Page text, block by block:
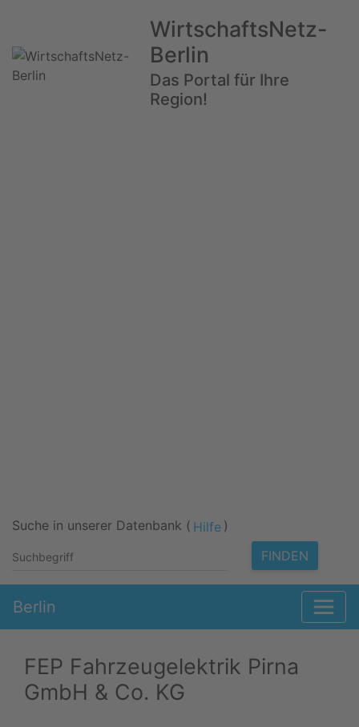
WirtschaftsNetz-
Berlin
Das Portal für Ihre
Region!
Suche in unserer Datenbank ( Hilfe )
FINDEN
Berlin
FEP Fahrzeugelektrik Pirna
GmbH & Co. KG